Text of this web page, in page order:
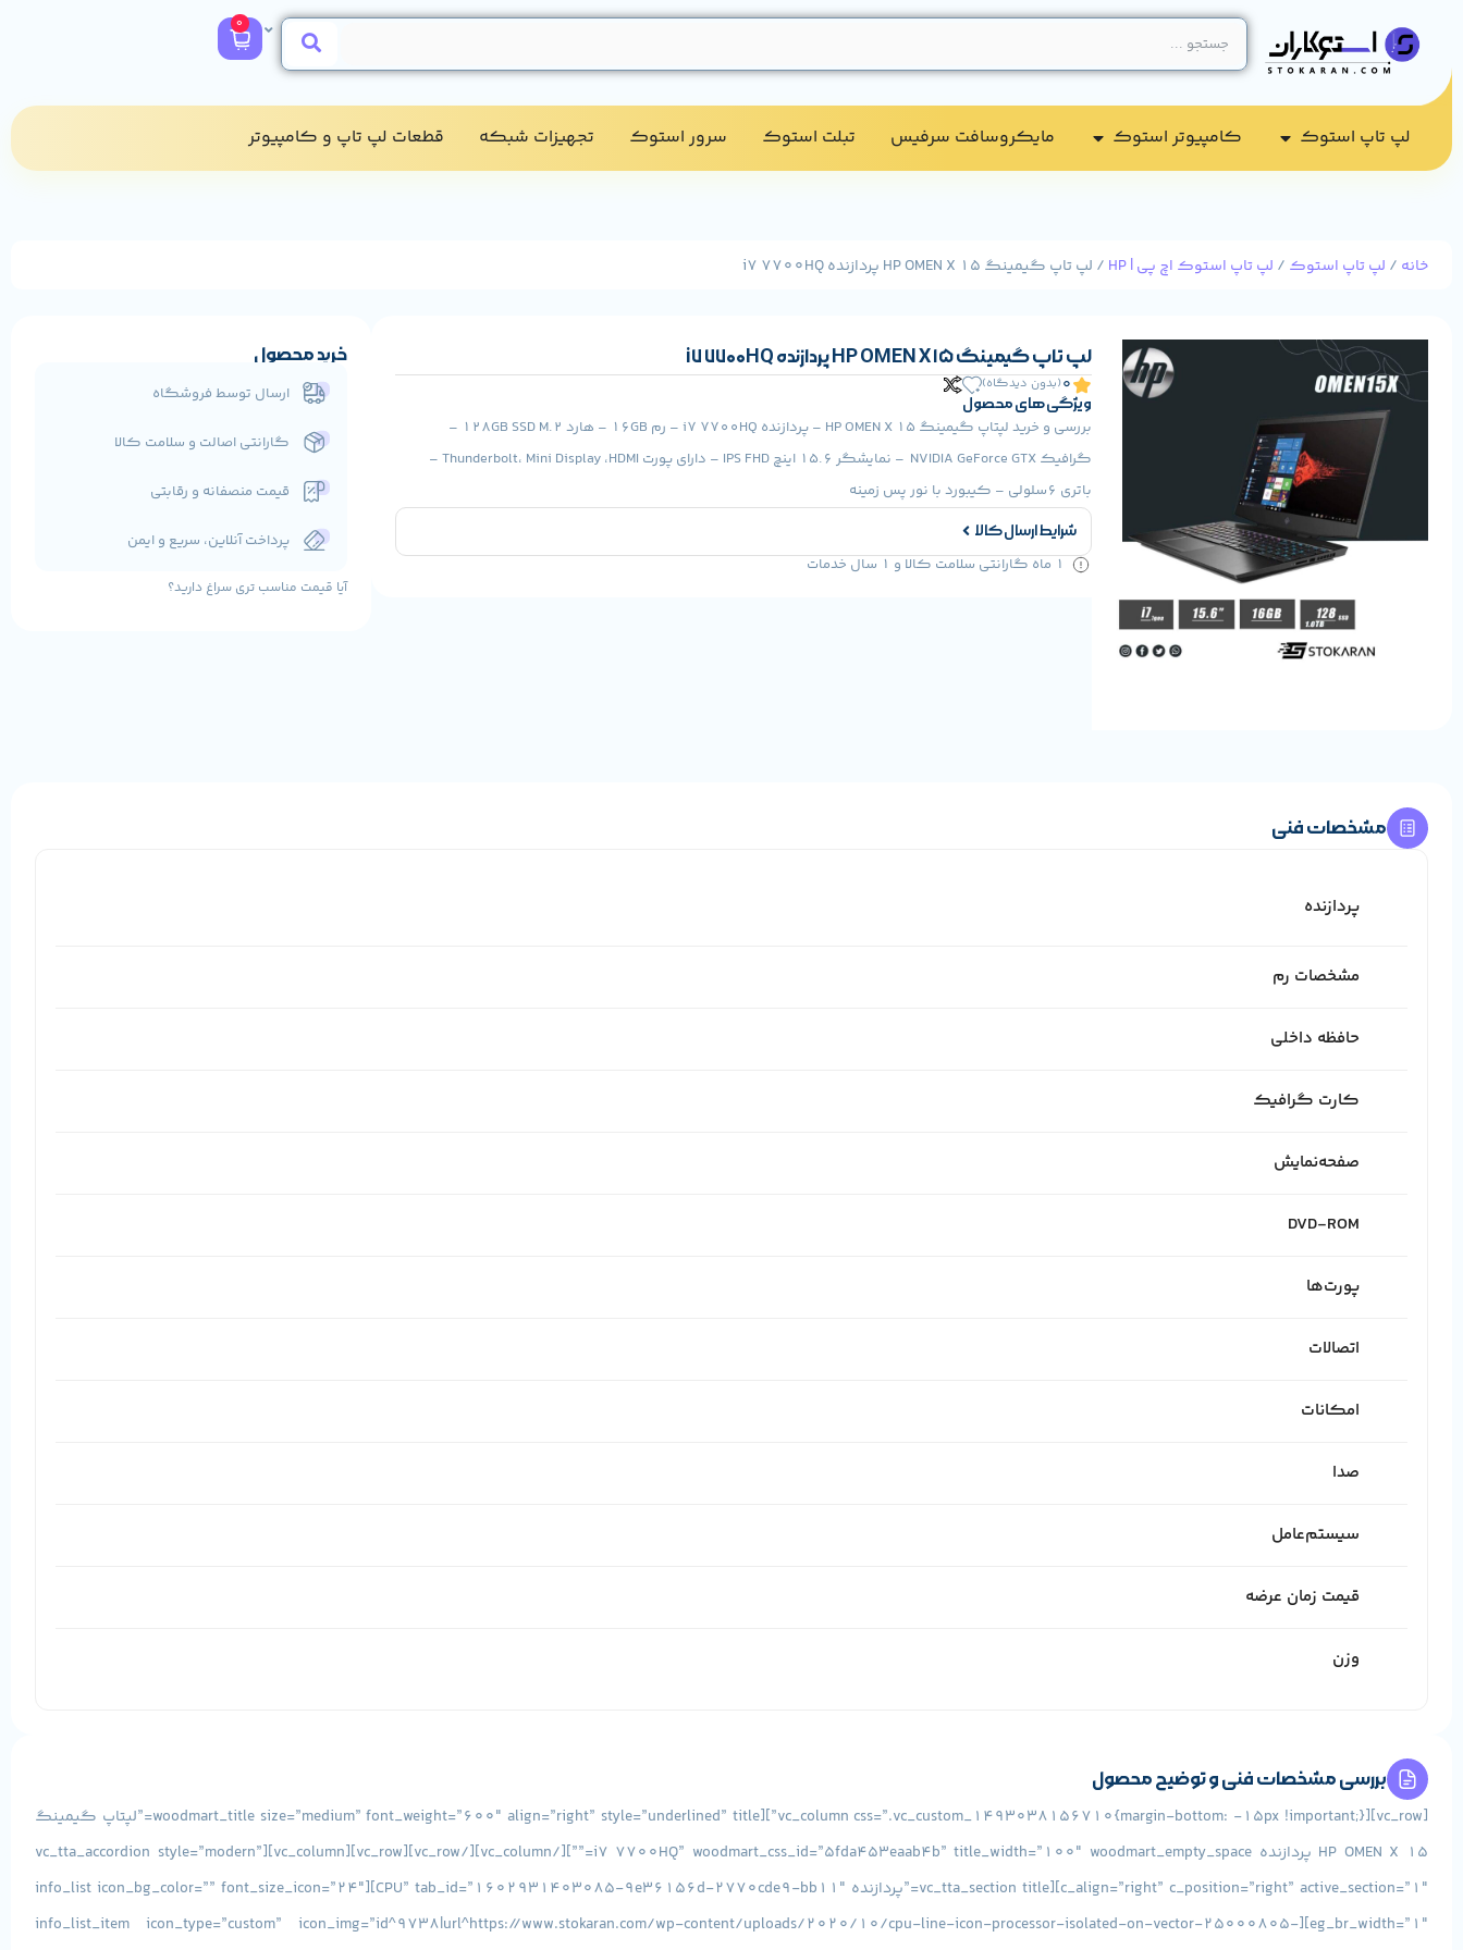
0
لپ تاپ استوک کامپیوتر استوک​ مایکروسافت سرفیس تبلت استوک​ سرور استوک​ تجهیزات شبکه​ قطعات لپ تاپ و کامپیوتر​
خانه / لپ تاپ استوک / لپ تاپ استوک اچ پی | HP / لپ تاپ گیمینگ HP OMEN X 15 پردازنده i7 7700HQ
لپ تاپ گیمینگ HP OMEN X 15 پردازنده i7 7700HQ
0(بدون دیدگاه)
ویژگی های محصول
بررسی و خرید لپتاپ گیمینگ HP OMEN X 15 – پردازنده i7 7700HQ – رم 16GB – هارد 128GB SSD M.2 –
گرافیک NVIDIA GeForce GTX – نمایشگر 15.6 اینچ IPS FHD – دارای پورت Thunderbolt، Mini Display ،HDMI –
باتری 6سلولی – کیبورد با نور پس زمینه
شرایط ارسال کالا
1 ماه گارانتی سلامت کالا و 1 سال خدمات
خرید محصول
ارسال توسط فروشگاه
گارانتی اصالت و سلامت کالا
قیمت منصفانه و رقابتی
پرداخت آنلاین، سریع و ایمن
آیا قیمت مناسب تری سراغ دارید؟
مشخصات فنی
پردازنده
مشخصات رم
حافظه داخلی
کارت گرافیک
صفحه‌نمایش
DVD-ROM
پورت‌ها
اتصالات
امکانات
صدا
سیستم‌عامل
قیمت زمان عرضه
وزن
بررسی مشخصات فنی و توضیح محصول
[vc_row][vc_column css=”.vc_custom_1493038156710{margin-bottom: -15px !important;}”][woodmart_title size=”medium” font_weight=”600″ align=”right” style=”underlined” title=”لپتاپ گیمینگ
HP OMEN X 15 پردازنده i7 7700HQ” woodmart_css_id=”5fda453eaab4b” title_width=”100″ woodmart_empty_space=””][/vc_column][/vc_row][vc_row][vc_column][vc_tta_accordion style=”modern”
c_align=”right” c_position=”right” active_section=”1″][vc_tta_section title=”پردازنده CPU” tab_id=”1602931403085-9e36156d-2770cde9-bb11″][info_list icon_bg_color=”” font_size_icon=”24″
eg_br_width=”1″][info_list_item icon_type=”custom” icon_img=”id^9738|url^https://www.stokaran.com/wp-content/uploads/2020/10/cpu-line-icon-processor-isolated-on-vector-25000805-